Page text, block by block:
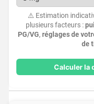
⚠️ Estimation
plusieurs facteurs :
PG/VG,réglages de
de
Calculer la